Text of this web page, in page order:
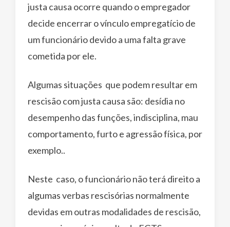
justa causa ocorre quando o empregador
decide encerrar o vínculo empregatício de
um funcionário devido a uma falta grave
cometida por ele.
Algumas situações que podem resultar em
rescisão com justa causa são: desídia no
desempenho das funções, indisciplina, mau
comportamento, furto e agressão física, por
exemplo..
Neste caso, o funcionário não terá direito a
algumas verbas rescisórias normalmente
devidas em outras modalidades de rescisão,